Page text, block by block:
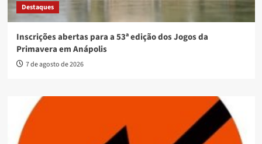
Destaques
Inscrições abertas para a 53ª edição dos Jogos da
Primavera em Anápolis
7 de agosto de 2026